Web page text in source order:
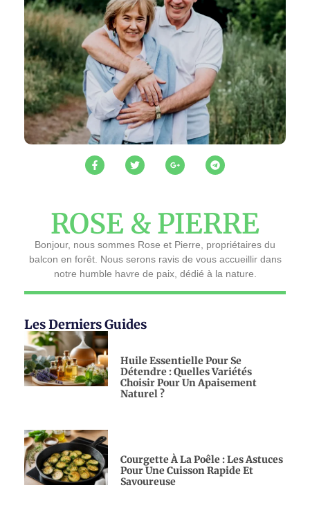
ROSE & PIERRE
Bonjour, nous sommes Rose et Pierre, propriétaires du
balcon en forêt. Nous serons ravis de vous accueillir dans
notre humble havre de paix, dédié à la nature.
Les Derniers Guides
Huile Essentielle Pour Se
Détendre : Quelles Variétés
Choisir Pour Un Apaisement
Naturel ?
Courgette À La Poêle : Les Astuces
Pour Une Cuisson Rapide Et
Savoureuse